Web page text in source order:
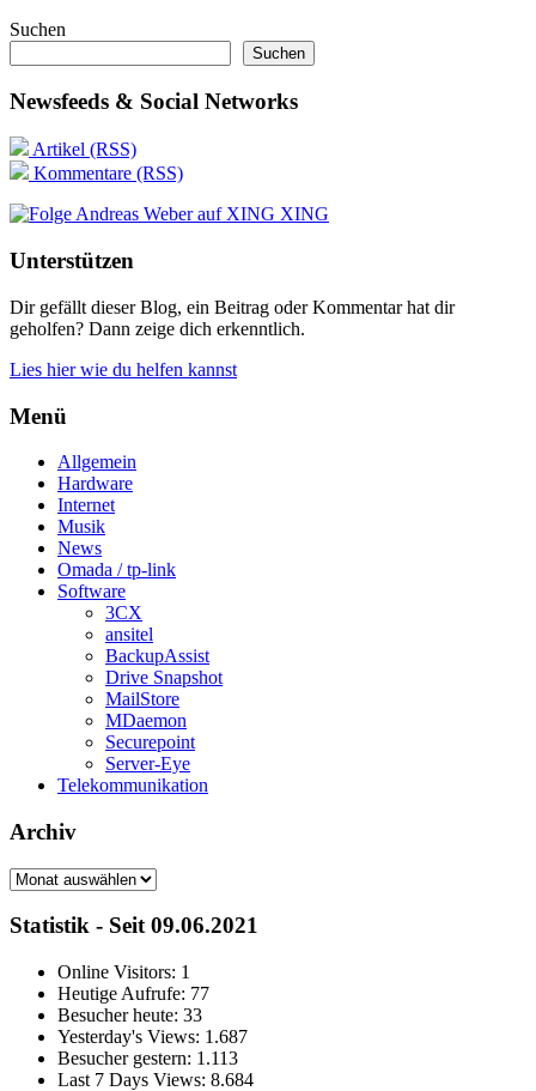
Suchen
Suchen
Newsfeeds & Social Networks
Artikel (RSS)
Kommentare (RSS)
XING
Unterstützen
Dir gefällt dieser Blog, ein Beitrag oder Kommentar hat dir
geholfen? Dann zeige dich erkenntlich.
Lies hier wie du helfen kannst
Menü
Allgemein
Hardware
Internet
Musik
News
Omada / tp-link
Software
3CX
ansitel
BackupAssist
Drive Snapshot
MailStore
MDaemon
Securepoint
Server-Eye
Telekommunikation
Archiv
Archiv
Statistik - Seit 09.06.2021
Online Visitors: 1
Heutige Aufrufe: 77
Besucher heute: 33
Yesterday's Views: 1.687
Besucher gestern: 1.113
Last 7 Days Views: 8.684